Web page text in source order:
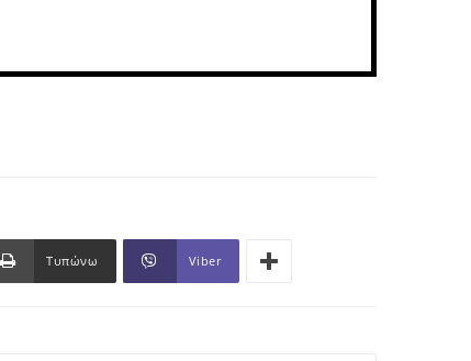
Τυπώνω Viber